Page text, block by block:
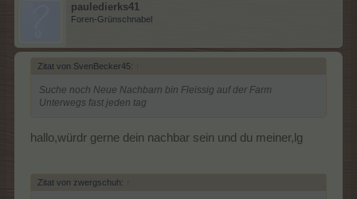
pauledierks41
Foren-Grünschnabel
Zitat von SvenBecker45: ↑
Suche noch Neue Nachbarn bin Fleissig auf der Farm
Unterwegs fast jeden tag
hallo,würdr gerne dein nachbar sein und du meiner,lg
Zitat von zwergschuh: ↑